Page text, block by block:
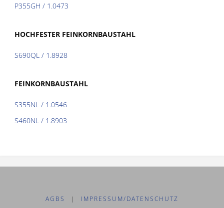
P355GH / 1.0473
HOCHFESTER FEINKORNBAUSTAHL
S690QL / 1.8928
FEINKORNBAUSTAHL
S355NL / 1.0546
S460NL / 1.8903
AGBS | IMPRESSUM/DATENSCHUTZ